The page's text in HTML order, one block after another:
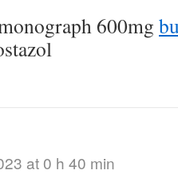
600mg
at 0 h 40 min